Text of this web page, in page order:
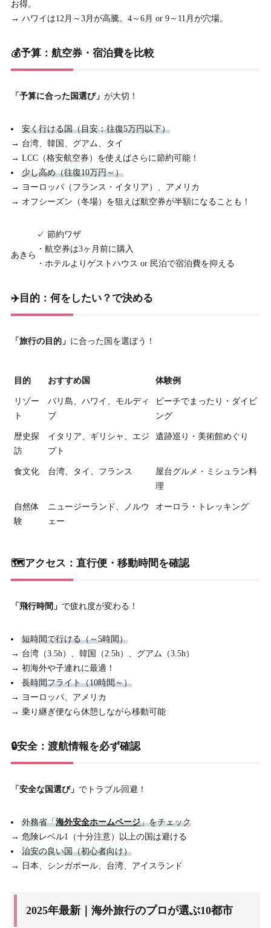
お得。
→ ハワイは12月～3月が高騰。4～6月 or 9～11月が穴場。
💰予算：航空券・宿泊費を比較
「予算に合った国選び」 が大切！
安く行ける国（目安：往復5万円以下）
→ 台湾、韓国、グアム、タイ
→ LCC（格安航空券）を使えばさらに節約可能！
少し高め（往復10万円～）
→ ヨーロッパ（フランス・イタリア）、アメリカ
→ オフシーズン（冬場）を狙えば航空券が半額になることも！
あきら
✓ 節約ワザ
・航空券は3ヶ月前に購入
・ホテルよりゲストハウス or 民泊で宿泊費を抑える
✈️目的：何をしたい？で決める
「旅行の目的」 に合った国を選ぼう！
目的 おすすめ国 体験例
リゾー
ト
バリ島、ハワイ、モルディ
ブ
ビーチでまったり・ダイビ
ング
歴史探
訪
イタリア、ギリシャ、エジ
プト
遺跡巡り・美術館めぐり
食文化 台湾、タイ、フランス
屋台グルメ・ミシュラン料
理
自然体
験
ニュージーランド、ノルウ
ェー
オーロラ・トレッキング
🗺️アクセス：直行便・移動時間を確認
「飛行時間」 で疲れ度が変わる！
短時間で行ける（～5時間）
→ 台湾（3.5h）、韓国（2.5h）、グアム（3.5h）
→ 初海外や子連れに最適！
長時間フライト（10時間～）
→ ヨーロッパ、アメリカ
→ 乗り継ぎ便なら休憩しながら移動可能
🔒安全：渡航情報を必ず確認
「安全な国選び」 でトラブル回避！
外務省「海外安全ホームページ」をチェック
→ 危険レベル1（十分注意）以上の国は避ける
治安の良い国（初心者向け）
→ 日本、シンガポール、台湾、アイスランド
2025年最新｜海外旅行のプロが選ぶ10都市